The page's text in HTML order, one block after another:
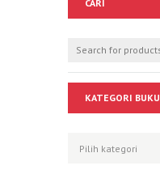
CARI
KATEGORI BUKU